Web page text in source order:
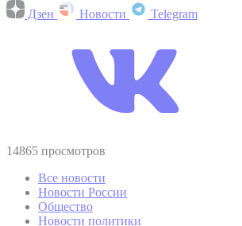
Дзен Новости Telegram
14865 просмотров
Все новости
Новости России
Общество
Новости политики